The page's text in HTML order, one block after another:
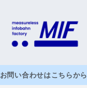
お問い合わせはこちらから